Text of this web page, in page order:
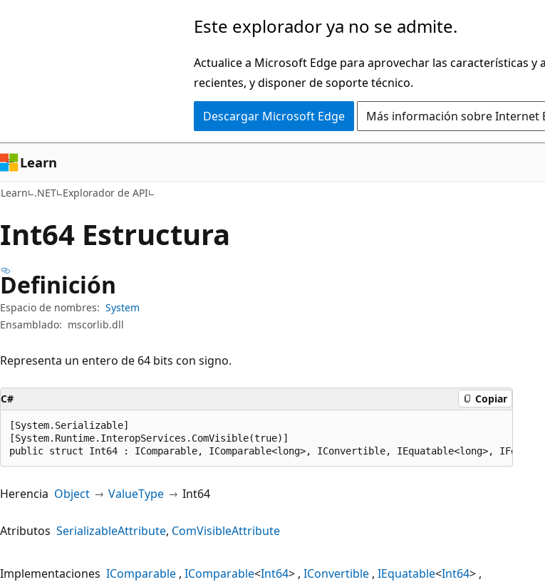
página
Este explorador ya no se admite.
Actualice a Microsoft Edge para aprovechar las características y
recientes, y disponer de soporte técnico.
Descargar Microsoft Edge Más información sobre Internet
Learn
Learn .NET Explorador de API
Int64 Estructura
Definición
Espacio de nombres: System
Ensamblado: mscorlib.dll
Representa un entero de 64 bits con signo.
C# Copiar
[System.Serializable]
[System.Runtime.InteropServices.ComVisible(true)]
public struct Int64 : IComparable, IComparable<long>, IConvertible, IEquatable<long>,
Herencia Object ValueType Int64
Atributos SerializableAttribute ComVisibleAttribute
Implementaciones IComparable IComparable<Int64> IConvertible IEquatable<Int64>